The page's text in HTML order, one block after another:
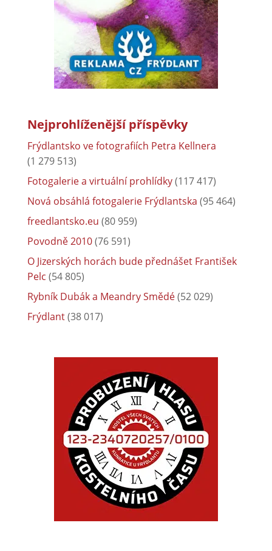
Nejprohlíženější příspěvky
Frýdlantsko ve fotografiích Petra Kellnera
(1 279 513)
Fotogalerie a virtuální prohlídky(117 417)
Nová obsáhlá fotogalerie Frýdlantska (95 464)
freedlantsko.eu (80 959)
Povodně 2010(76 591)
O Jizerských horách bude přednášet František
Pelc (54 805)
Rybník Dubák a Meandry Smědé(52 029)
Frýdlant(38 017)